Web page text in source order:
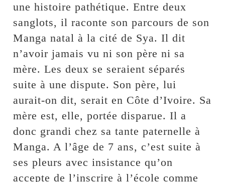
une histoire pathétique. Entre deux
sanglots, il raconte son parcours de son
Manga natal à la cité de Sya. Il dit
n’avoir jamais vu ni son père ni sa
mère. Les deux se seraient séparés
suite à une dispute. Son père, lui
aurait-on dit, serait en Côte d’Ivoire. Sa
mère est, elle, portée disparue. Il a
donc grandi chez sa tante paternelle à
Manga. A l’âge de 7 ans, c’est suite à
ses pleurs avec insistance qu’on
accepte de l’inscrire à l’école comme